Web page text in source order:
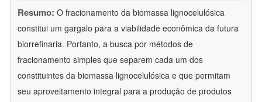
Resumo: O fracionamento da biomassa lignocelulósica
constitui um gargalo para a viabilidade econômica da futura
biorrefinaria. Portanto, a busca por métodos de
fracionamento simples que separem cada um dos
constituintes da biomassa lignocelulósica e que permitam
seu aproveitamento integral para a produção de produtos